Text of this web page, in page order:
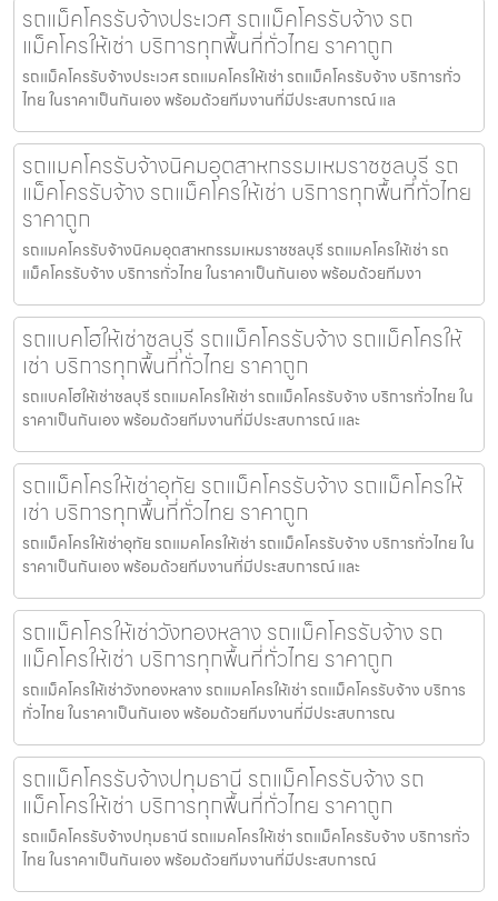
รถแม็คโครรับจ้างประเวศ รถแม็คโครรับจ้าง รถ
แม็คโครให้เช่า บริการทุกพื้นที่ทั่วไทย ราคาถูก
รถแม็คโครรับจ้างประเวศ รถแมคโครให้เช่า รถแม็คโครรับจ้าง บริการทั่ว
ไทย ในราคาเป็นกันเอง พร้อมด้วยทีมงานที่มีประสบการณ์ แล
รถแมคโครรับจ้างนิคมอุตสาหกรรมเหมราชชลบุรี รถ
แม็คโครรับจ้าง รถแม็คโครให้เช่า บริการทุกพื้นที่ทั่วไทย
ราคาถูก
รถแมคโครรับจ้างนิคมอุตสาหกรรมเหมราชชลบุรี รถแมคโครให้เช่า รถ
แม็คโครรับจ้าง บริการทั่วไทย ในราคาเป็นกันเอง พร้อมด้วยทีมงา
รถแบคโฮให้เช่าชลบุรี รถแม็คโครรับจ้าง รถแม็คโครให้
เช่า บริการทุกพื้นที่ทั่วไทย ราคาถูก
รถแบคโฮให้เช่าชลบุรี รถแมคโครให้เช่า รถแม็คโครรับจ้าง บริการทั่วไทย ใน
ราคาเป็นกันเอง พร้อมด้วยทีมงานที่มีประสบการณ์ และ
รถแม็คโครให้เช่าอุทัย รถแม็คโครรับจ้าง รถแม็คโครให้
เช่า บริการทุกพื้นที่ทั่วไทย ราคาถูก
รถแม็คโครให้เช่าอุทัย รถแมคโครให้เช่า รถแม็คโครรับจ้าง บริการทั่วไทย ใน
ราคาเป็นกันเอง พร้อมด้วยทีมงานที่มีประสบการณ์ และ
รถแม็คโครให้เช่าวังทองหลาง รถแม็คโครรับจ้าง รถ
แม็คโครให้เช่า บริการทุกพื้นที่ทั่วไทย ราคาถูก
รถแม็คโครให้เช่าวังทองหลาง รถแมคโครให้เช่า รถแม็คโครรับจ้าง บริการ
ทั่วไทย ในราคาเป็นกันเอง พร้อมด้วยทีมงานที่มีประสบการณ
รถแม็คโครรับจ้างปทุมธานี รถแม็คโครรับจ้าง รถ
แม็คโครให้เช่า บริการทุกพื้นที่ทั่วไทย ราคาถูก
รถแม็คโครรับจ้างปทุมธานี รถแมคโครให้เช่า รถแม็คโครรับจ้าง บริการทั่ว
ไทย ในราคาเป็นกันเอง พร้อมด้วยทีมงานที่มีประสบการณ์